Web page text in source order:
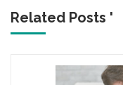
Related Posts '